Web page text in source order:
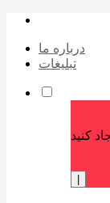
درباره ما
تبلیغات